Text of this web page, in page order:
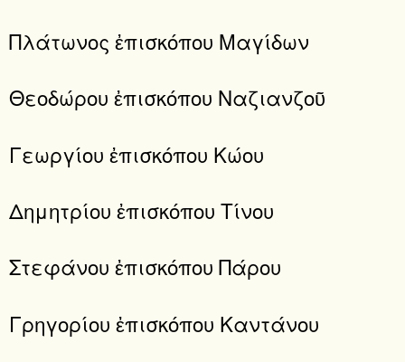
Πλάτωνος ἐπισκόπου Μαγίδων
Θεοδώρου ἐπισκόπου Ναζιανζοῦ
Γεωργίου ἐπισκόπου Κώου
Δημητρίου ἐπισκόπου Τίνου
Στεφάνου ἐπισκόπου Πάρου
Γρηγορίου ἐπισκόπου Καντάνου